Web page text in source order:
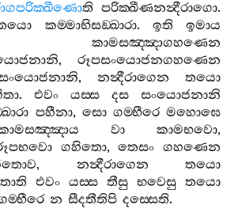
ති පරික‍්ඛීණනන්‍දීරාගො.
කම‍්මාභිසඞ‍්ඛාරා. ඉති
ඉමාය
කාමසඤ‍්ඤාගහණෙන
, රූපසංයොජනගහණෙන
, නන්‍දීරාගෙන
තයො
. එවං යස‍්ස දස
සංයොජනානි
පහීනා, සො ගම‍්භීරෙ මහොඝෙ
වා කාමභවො,
ගහිතො,තෙසං ගහණෙන
, නන්‍දීරාගෙන
තයො
එවං යස‍්ස තීසු භවෙසු තයො
න සීදතීතිපි දස‍්සෙති.